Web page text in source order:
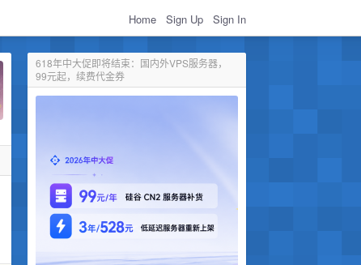
Home Sign Up Sign In
618年中大促即将结束：国内外VPS服务器，
99元起，续费代金券